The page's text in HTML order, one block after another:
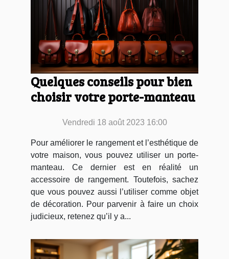
Quelques conseils pour bien
choisir votre porte-manteau
Vendredi 18 août 2023 16:00
Pour améliorer le rangement et l’esthétique de
votre maison, vous pouvez utiliser un porte-
manteau. Ce dernier est en réalité un
accessoire de rangement. Toutefois, sachez
que vous pouvez aussi l’utiliser comme objet
de décoration. Pour parvenir à faire un choix
judicieux, retenez qu’il y a...